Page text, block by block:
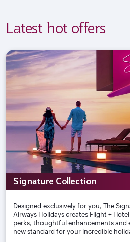
Latest hot offers
Signature Collection
Designed exclusively for you, The
Airways Holidays creates Flight +
perks, thoughtful enhancements and
new standard for your incredible